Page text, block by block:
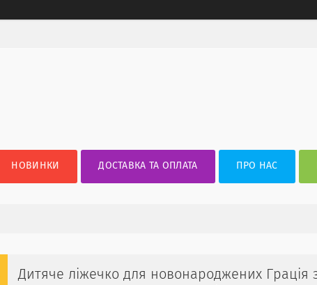
НОВИНКИ ДОСТАВКА ТА ОПЛАТА ПРО НАС
Дитяче ліжечко для новонароджених Грація